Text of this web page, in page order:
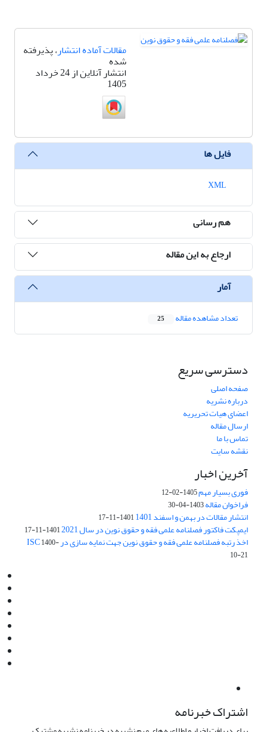
مقالات آماده انتشار، پذیرفته
شده
انتشار آنلاین از 24 خرداد
1405
فایل ها
هم رسانی
ارجاع به این مقاله
آمار
تعداد مشاهده مقاله 25
دسترسی سریع
صفحه اصلی
درباره نشریه
اعضای هیات تحریریه
ارسال مقاله
تماس با ما
نقشه سایت
آخرین اخبار
فوری بسیار مهم1405-02-12
فراخوان مقاله1403-04-30
انتشار مقالات در بهمن و اسفند 1401 1401-11-17
ایمپکت فاکتور فصلنامه علمی فقه و حقوق نوین در سال 2021 1401-11-17
اخذ رتبه فصلنامه علمی فقه و حقوق نوین جهت نمایه سازی در ISC1400-
10-21
اشتراک خبرنامه